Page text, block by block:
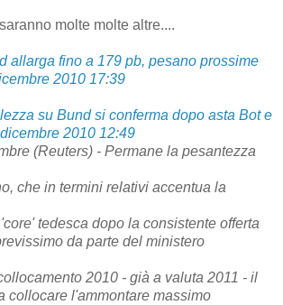
molte molte altre....
allarga fino a 179 pb, pesano prossime
2010 17:39
su Bund si conferma dopo asta Bot e
2010 12:49
(Reuters) - Permane la pesantezza
che in termini relativi accentua la
tedesca dopo la consistente offerta
da parte del ministero
2010 - già a valuta 2011 - il
collocare l'ammontare massimo